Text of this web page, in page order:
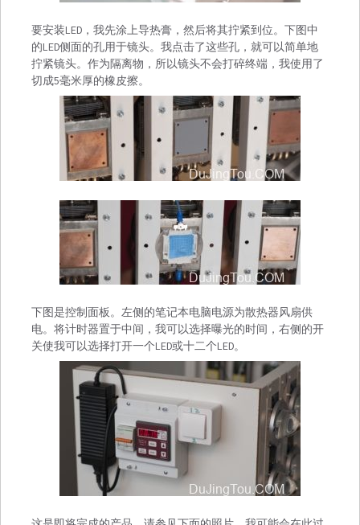
要安装LED，我先涂上导热膏，然后将其拧紧到位。下图中
的LED侧面的孔用于镜头。我点击了这些孔，就可以简单地
拧紧镜头。作为隔离物，所以镜头不会打碎终端，我使用了
切成5毫米厚的橡皮擦。
下图是控制面板。左侧的笔记本电脑电源为散热器风扇供
电。将计时器置于中间，我可以选择曝光的时间，右侧的开
关使我可以选择打开一个LED或十二个LED。